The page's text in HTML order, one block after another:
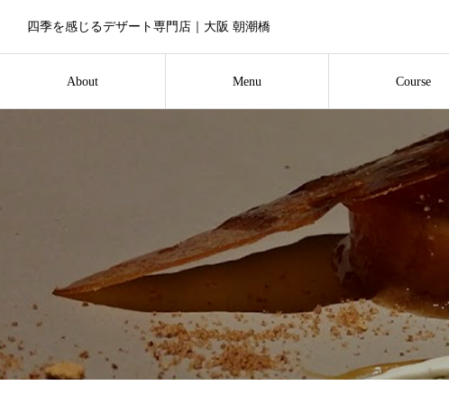
About Menu Course
四季を感じるデザート専門店｜大阪 朝潮橋